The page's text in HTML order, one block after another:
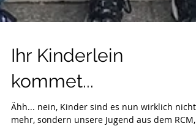
Ihr Kinderlein
kommet...